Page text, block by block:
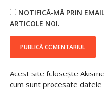
NOTIFICĂ-MĂ PRIN
ARTICOLE NOI.
Acest site folosește
cum sunt procesate